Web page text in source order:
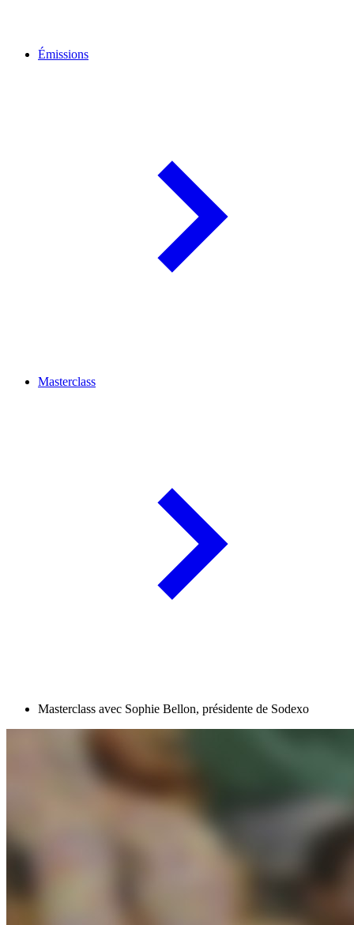
Émissions
Masterclass
Masterclass avec Sophie Bellon, présidente de Sodexo